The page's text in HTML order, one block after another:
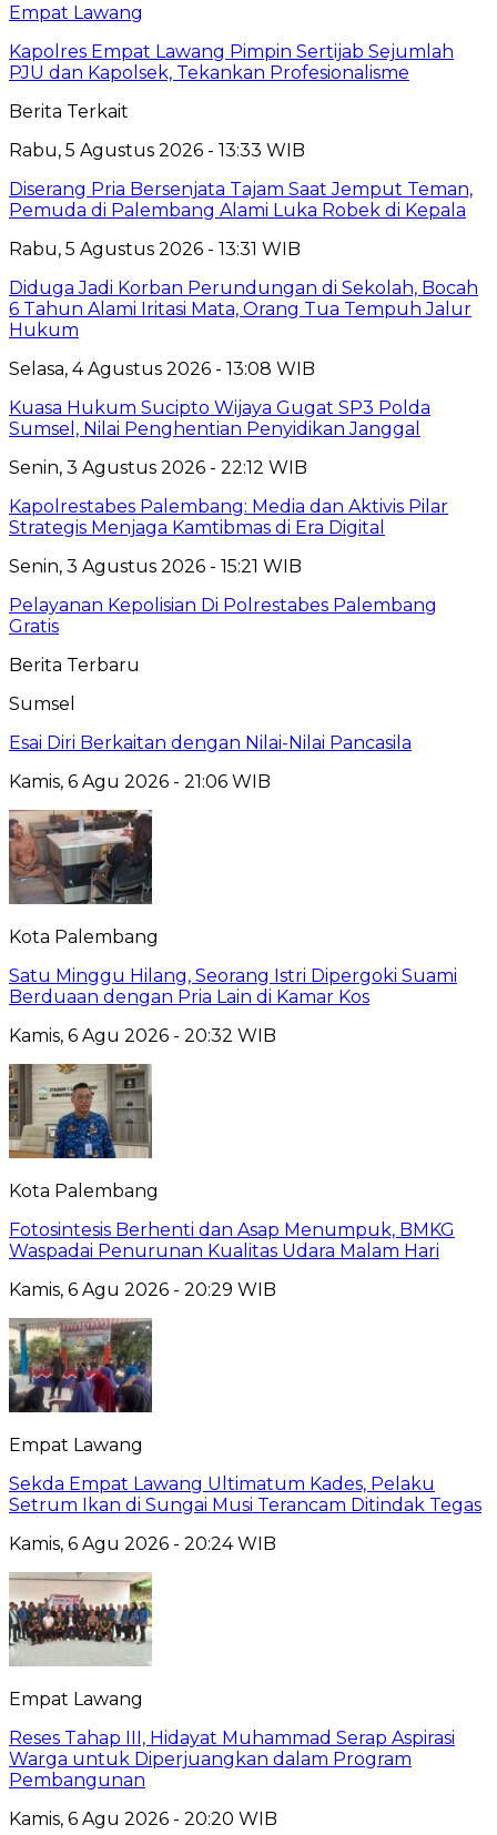
Empat Lawang
Kapolres Empat Lawang Pimpin Sertijab Sejumlah
PJU dan Kapolsek, Tekankan Profesionalisme
Berita Terkait
Rabu, 5 Agustus 2026 - 13:33 WIB
Diserang Pria Bersenjata Tajam Saat Jemput Teman,
Pemuda di Palembang Alami Luka Robek di Kepala
Rabu, 5 Agustus 2026 - 13:31 WIB
Diduga Jadi Korban Perundungan di Sekolah, Bocah
6 Tahun Alami Iritasi Mata, Orang Tua Tempuh Jalur
Hukum
Selasa, 4 Agustus 2026 - 13:08 WIB
Kuasa Hukum Sucipto Wijaya Gugat SP3 Polda
Sumsel, Nilai Penghentian Penyidikan Janggal
Senin, 3 Agustus 2026 - 22:12 WIB
Kapolrestabes Palembang: Media dan Aktivis Pilar
Strategis Menjaga Kamtibmas di Era Digital
Senin, 3 Agustus 2026 - 15:21 WIB
Pelayanan Kepolisian Di Polrestabes Palembang
Gratis
Berita Terbaru
Sumsel
Esai Diri Berkaitan dengan Nilai-Nilai Pancasila
Kamis, 6 Agu 2026 - 21:06 WIB
Kota Palembang
Satu Minggu Hilang, Seorang Istri Dipergoki Suami
Berduaan dengan Pria Lain di Kamar Kos
Kamis, 6 Agu 2026 - 20:32 WIB
Kota Palembang
Fotosintesis Berhenti dan Asap Menumpuk, BMKG
Waspadai Penurunan Kualitas Udara Malam Hari
Kamis, 6 Agu 2026 - 20:29 WIB
Empat Lawang
Sekda Empat Lawang Ultimatum Kades, Pelaku
Setrum Ikan di Sungai Musi Terancam Ditindak Tegas
Kamis, 6 Agu 2026 - 20:24 WIB
Empat Lawang
Reses Tahap III, Hidayat Muhammad Serap Aspirasi
Warga untuk Diperjuangkan dalam Program
Pembangunan
Kamis, 6 Agu 2026 - 20:20 WIB